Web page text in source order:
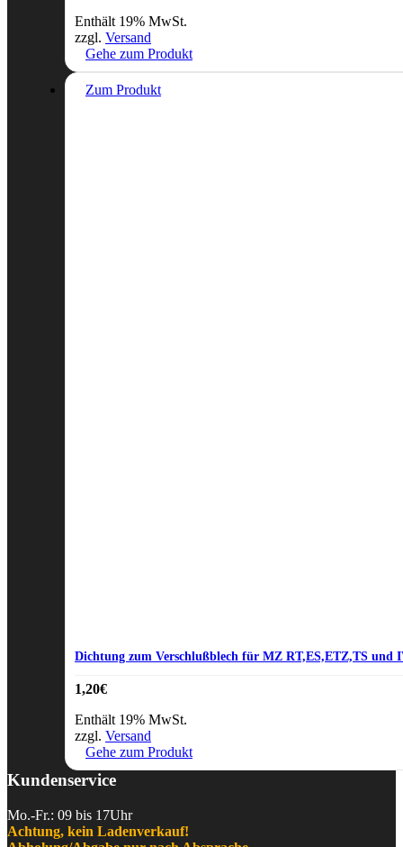
Enthält 19% MwSt.
zzgl. Versand
Gehe zum Produkt
Zum Produkt
Dichtung zum Verschlußblech für MZ RT,ES,ETZ,TS und
1,20€
Enthält 19% MwSt.
zzgl. Versand
Gehe zum Produkt
Kundenservice
Mo.-Fr.: 09 bis 17Uhr
Achtung, kein Ladenverkauf!